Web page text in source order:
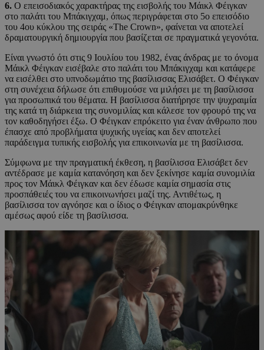
6. Ο επεισοδιακός χαρακτήρας της εισβολής του Μάικλ Φέιγκαν
στο παλάτι του Μπάκιγχαμ, όπως περιγράφεται στο 5ο επεισόδιο
του 4ου κύκλου της σειράς «The Crown», φαίνεται να αποτελεί
δραματουργική δημιουργία που βασίζεται σε πραγματικά γεγονότα.
Είναι γνωστό ότι στις 9 Ιουλίου του 1982, ένας άνδρας με το όνομα
Μάικλ Φέιγκαν εισέβαλε στο παλάτι του Μπάκιγχαμ και κατάφερε
να εισέλθει στο υπνοδωμάτιο της βασίλισσας Ελισάβετ. Ο Φέιγκαν
στη συνέχεια δήλωσε ότι επιθυμούσε να μιλήσει με τη βασίλισσα
για προσωπικά του θέματα. Η βασίλισσα διατήρησε την ψυχραιμία
της κατά τη διάρκεια της συνομιλίας και κάλεσε τον φρουρό της να
τον καθοδηγήσει έξω. Ο Φέιγκαν επρόκειτο για έναν άνθρωπο που
έπασχε από προβλήματα ψυχικής υγείας και δεν αποτελεί
παράδειγμα τυπικής εισβολής για επικοινωνία με τη βασίλισσα.
Σύμφωνα με την πραγματική έκθεση, η βασίλισσα Ελισάβετ δεν
αντέδρασε με καμία κατανόηση και δεν ξεκίνησε καμία συνομιλία
προς τον Μάικλ Φέιγκαν και δεν έδωσε καμία σημασία στις
προσπάθειές του να επικοινωνήσει μαζί της. Αντιθέτως, η
βασίλισσα τον αγνόησε και ο ίδιος ο Φέιγκαν απομακρύνθηκε
αμέσως αφού είδε τη βασίλισσα.